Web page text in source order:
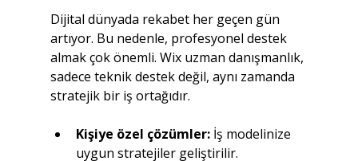
Dijital dünyada rekabet her geçen gün
artıyor. Bu nedenle, profesyonel destek
almak çok önemli. Wix uzman danışmanlık,
sadece teknik destek değil, aynı zamanda
stratejik bir iş ortağıdır.
Kişiye özel çözümler: İş modelinize
uygun stratejiler geliştirilir.